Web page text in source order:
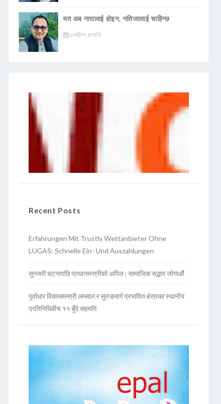
मत अब नारालाई होइन, नतिजालाई चाहिन्छ
७ महिना अगाडि
Recent Posts
Erfahrungen Mit Trustly Wettanbieter Ohne
LUGAS: Schnelle Ein- Und Auszahlungen
सुनसरी घटनापछि प्रधानमन्त्रीको अपिल : सामाजिक सद्भाव जोगाऔं
पूर्वाधार विकासमन्त्री लम्साल र सुरुङमार्ग प्रभावित क्षेत्रका स्थानीय
प्रतिनिधिबीच ११ बुँदे सहमति